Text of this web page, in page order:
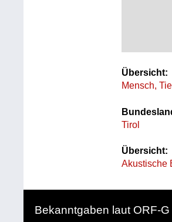
Übersicht:
Mensch,
Tirol
Übersicht:
Akustische
Bekanntgaben laut ORF-G